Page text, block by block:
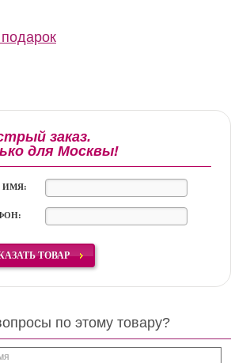
заказ.
для Москвы!
ИМЯ:
ТОВАР
по этому товару?